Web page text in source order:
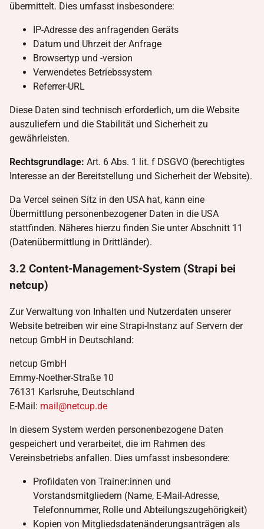
übermittelt. Dies umfasst insbesondere:
IP-Adresse des anfragenden Geräts
Datum und Uhrzeit der Anfrage
Browsertyp und -version
Verwendetes Betriebssystem
Referrer-URL
Diese Daten sind technisch erforderlich, um die Website
auszuliefern und die Stabilität und Sicherheit zu
gewährleisten.
Rechtsgrundlage: Art. 6 Abs. 1 lit. f DSGVO (berechtigtes
Interesse an der Bereitstellung und Sicherheit der Website).
Da Vercel seinen Sitz in den USA hat, kann eine
Übermittlung personenbezogener Daten in die USA
stattfinden. Näheres hierzu finden Sie unter Abschnitt 11
(Datenübermittlung in Drittländer).
3.2 Content-Management-System (Strapi bei
netcup)
Zur Verwaltung von Inhalten und Nutzerdaten unserer
Website betreiben wir eine Strapi-Instanz auf Servern der
netcup GmbH in Deutschland:
netcup GmbH
Emmy-Noether-Straße 10
76131 Karlsruhe, Deutschland
E-Mail: mail@netcup.de
In diesem System werden personenbezogene Daten
gespeichert und verarbeitet, die im Rahmen des
Vereinsbetriebs anfallen. Dies umfasst insbesondere:
Profildaten von Trainer:innen und
Vorstandsmitgliedern (Name, E-Mail-Adresse,
Telefonnummer, Rolle und Abteilungszugehörigkeit)
Kopien von Mitgliedsdatenänderungsanträgen als